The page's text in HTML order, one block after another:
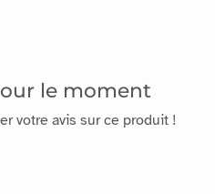
le moment
votre avis sur ce produit !